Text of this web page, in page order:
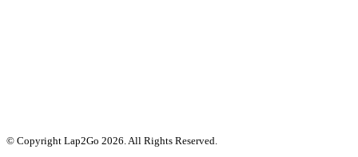
© Copyright Lap2Go 2026. All Rights Reserved.